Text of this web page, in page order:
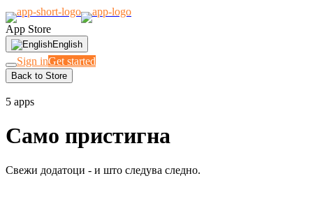
App Store
English
Sign inGet started
Back to Store
5 apps
Само пристигна
Свежи додатоци - и што следува следно.